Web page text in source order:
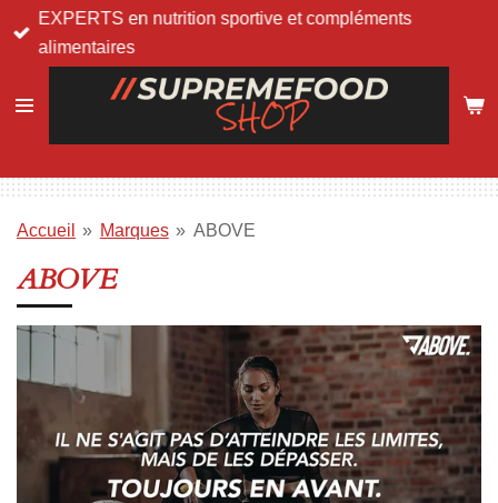
Passer
principal
EXPERTS en nutrition sportive et compléments
alimentaires
Accueil » Marques » ABOVE
ABOVE